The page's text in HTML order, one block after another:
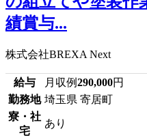
績賞与...
株式会社BREXA Next
給与 月収例290,000円
勤務地 埼玉県 寄居町
寮・社
宅
あり